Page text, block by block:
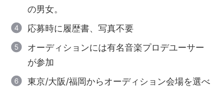
の男女。
応募時に履歴書、写真不要
オーディションには有名音楽プロデユーサー
が参加
東京/大阪/福岡からオーディション会場を選べ